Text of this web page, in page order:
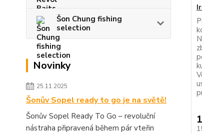
Šon Chung fishing
selection
Novinky
25.11.2025
Šonův Sopel ready to go je na světě!
Šonův Sopel Ready To Go – revoluční
nástraha připravená během pár vteřin